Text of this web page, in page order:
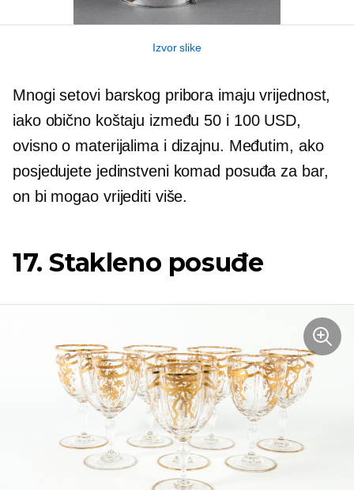
Izvor slike
Mnogi setovi barskog pribora imaju vrijednost,
iako obično koštaju između 50 i 100 USD,
ovisno o materijalima i dizajnu. Međutim, ako
posjedujete jedinstveni komad posuđa za bar,
on bi mogao vrijediti više.
17. Stakleno posuđe